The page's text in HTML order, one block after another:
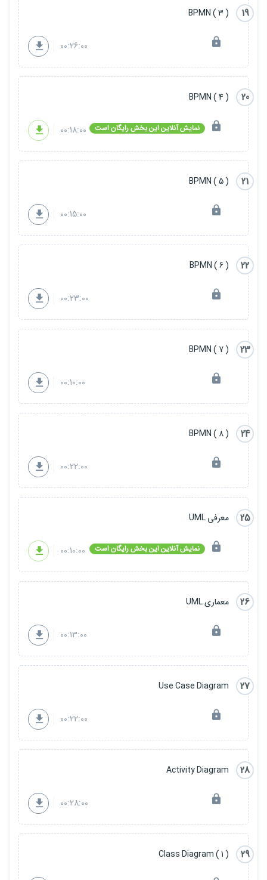
19
( 3 ) BPMN
00:26:00
20
( 4 ) BPMN
نمایش آنلاین این بخش رایگان است 00:18:00
21
( 5 ) BPMN
00:15:00
22
( 6 ) BPMN
00:23:00
23
( 7 ) BPMN
00:10:00
24
( 8 ) BPMN
00:22:00
25 معرفی UML
نمایش آنلاین این بخش رایگان است 00:10:00
26 معماری UML
00:13:00
27
Use Case Diagram
00:22:00
28
Activity Diagram
00:28:00
29
( 1 ) Class Diagram